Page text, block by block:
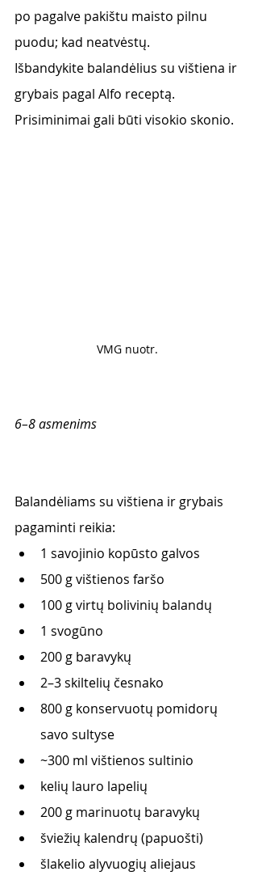
po pagalve pakištu maisto pilnu
puodu; kad neatvėstų.
Išbandykite balandėlius su vištiena ir
grybais pagal Alfo receptą.
Prisiminimai gali būti visokio skonio.
VMG nuotr.
6–8 asmenims
Balandėliams su vištiena ir grybais
pagaminti reikia:
1 savojinio kopūsto galvos
500 g vištienos faršo
100 g virtų bolivinių balandų
1 svogūno
200 g baravykų
2–3 skiltelių česnako
800 g konservuotų pomidorų
savo sultyse
~300 ml vištienos sultinio
kelių lauro lapelių
200 g marinuotų baravykų
šviežių kalendrų (papuošti)
šlakelio alyvuogių aliejaus